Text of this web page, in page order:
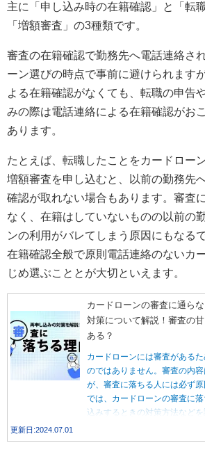
主に「申し込み時の在籍確認」と「転
「増額審査」の3種類です。
審査の在籍確認で勤務先へ電話連絡さ
ーン選びの時点で事前に避けられます
よる在籍確認がなくても、転職の申告
みの際は電話連絡による在籍確認がお
あります。
たとえば、転職したことをカードロー
増額審査を申し込むと、以前の勤務先
確認が取れない場合もあります。審査
なく、在籍はしていないものの以前の
ンの利用がバレてしまう原因にもなる
在籍確認全般で原則電話連絡のないカ
じめ選ぶこととが大切といえます。
カードローンの審査に通ら
対策について解説！審査の
ある？
カードローンには審査がある
のではありません。審査の内容
が、審査に落ちる人には必ず
では、カードローンの審査に落
込みするときの対策方法など
査に落ちたことがある人は、
更新日:2024.07.01